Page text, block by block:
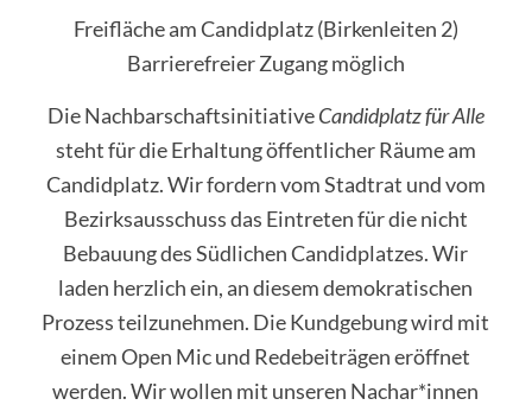
Freifläche am Candidplatz (Birkenleiten 2)
Barrierefreier Zugang möglich
Die NachbarschaftsinitiativeCandidplatz für Alle
steht für die Erhaltung öffentlicher Räume am
Candidplatz. Wir fordern vom Stadtrat und vom
Bezirksausschuss das Eintreten für die nicht
Bebauung des Südlichen Candidplatzes. Wir
laden herzlich ein, an diesem demokratischen
Prozess teilzunehmen. Die Kundgebung wird mit
einem Open Mic und Redebeiträgen eröffnet
werden. Wir wollen mit unseren Nachar*innen